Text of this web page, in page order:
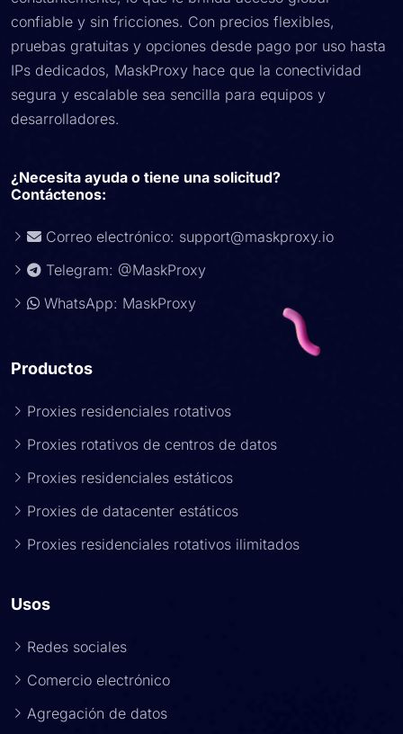
confiable y sin fricciones. Con precios flexibles,
pruebas gratuitas y opciones desde pago por uso hasta
IPs dedicados, MaskProxy hace que la conectividad
segura y escalable sea sencilla para equipos y
desarrolladores.
¿Necesita ayuda o tiene una solicitud?
Contáctenos:
Correo electrónico: support@maskproxy.io
Telegram: @MaskProxy
WhatsApp: MaskProxy
Productos
Proxies residenciales rotativos
Proxies rotativos de centros de datos
Proxies residenciales estáticos
Proxies de datacenter estáticos
Proxies residenciales rotativos ilimitados
Usos
Redes sociales
Comercio electrónico
Agregación de datos